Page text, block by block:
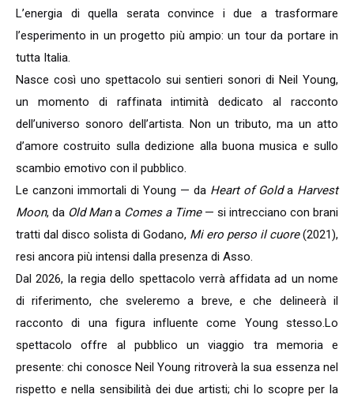
L’energia di quella serata convince i due a trasformare
l’esperimento in un progetto più ampio: un tour da portare in
tutta Italia.
Nasce così uno spettacolo sui sentieri sonori di Neil Young,
un momento di raffinata intimità dedicato al racconto
dell’universo sonoro dell’artista. Non un tributo, ma un atto
d’amore costruito sulla dedizione alla buona musica e sullo
scambio emotivo con il pubblico.
Le canzoni immortali di Young — da Heart of Golda Harvest
Moon, da Old Mana Comes a Time— si intrecciano con brani
tratti dal disco solista di Godano, Mi ero perso il cuore(2021),
resi ancora più intensi dalla presenza di Asso.
Dal 2026, la regia dello spettacolo verrà affidata ad un nome
di riferimento, che sveleremo a breve, e che delineerà il
racconto di una figura influente come Young stesso.Lo
spettacolo offre al pubblico un viaggio tra memoria e
presente: chi conosce Neil Young ritroverà la sua essenza nel
rispetto e nella sensibilità dei due artisti; chi lo scopre per la